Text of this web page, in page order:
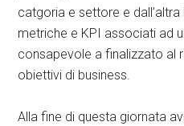
catgoria e settore e
metriche e KPI associati ad
consapevole a finalizzato al
obiettivi di business.
Alla fine di questa giornata